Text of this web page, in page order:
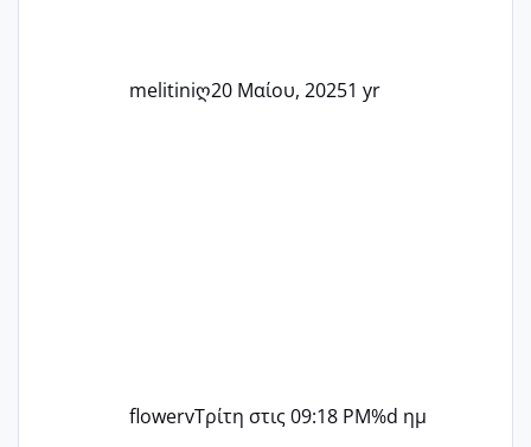
melitiniღ20 Μαίου, 20251 yr
flowervΤρίτη στις 09:18 PM%d ημ